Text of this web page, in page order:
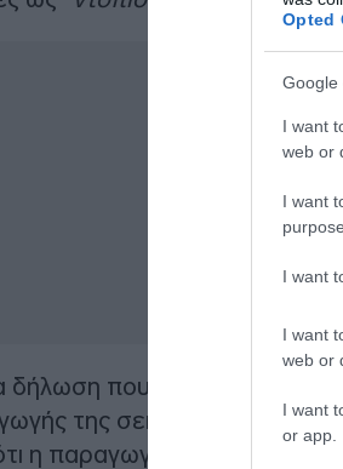
Opted
Google
I want
web or
I want
I want
I want
web or
I want
or app.
δήλωση που δόθηκε στο
της σειράς
“Endeavor
η παραγωγή θα συνεχιστεί